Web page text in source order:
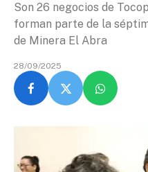
Son 26 negocios de
forman parte de la
de Minera El Abra
28/09/2025